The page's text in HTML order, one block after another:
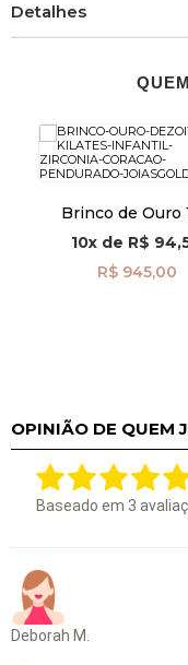
Detalhes
Brinco de Ouro
Infantil Zircônia
Coração
br29495
10x de R$
R$ 945,00
OPINIÃO DE QUEM
Baseado em 3
Deborah M.